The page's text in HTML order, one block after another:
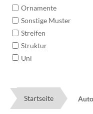
Startseite
Ornamente
Sonstige Muster
Streifen
Struktur
Uni